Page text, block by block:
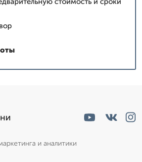
и аналитики